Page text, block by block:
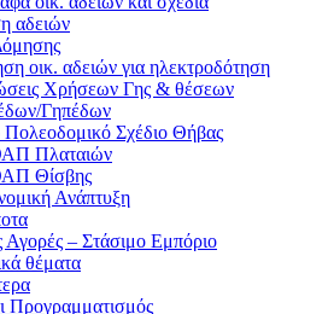
αδειών
οικ. αδειών για ηλεκτροδότηση
Χρήσεων Γης & θέσεων
Γηπέδων
Πολεοδομικό Σχέδιο Θήβας
Πλαταιών
Θίσβης
Ανάπτυξη
Αγορές – Στάσιμο Εμπόριο
θέματα
Προγραμματισμός